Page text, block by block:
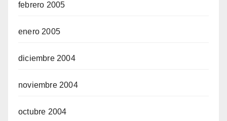
febrero 2005
enero 2005
diciembre 2004
noviembre 2004
octubre 2004